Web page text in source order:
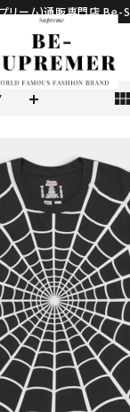
リーム)通販専門店
view_module